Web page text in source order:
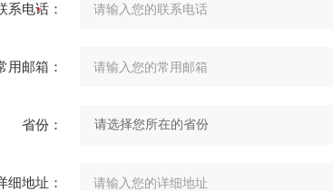
系电话：
用邮箱：
省份：
细地址：